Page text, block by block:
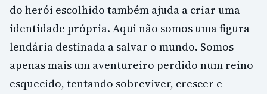
do herói escolhido também ajuda a criar uma
identidade própria. Aqui não somos uma figura
lendária destinada a salvar o mundo. Somos
apenas mais um aventureiro perdido num reino
esquecido, tentando sobreviver, crescer e